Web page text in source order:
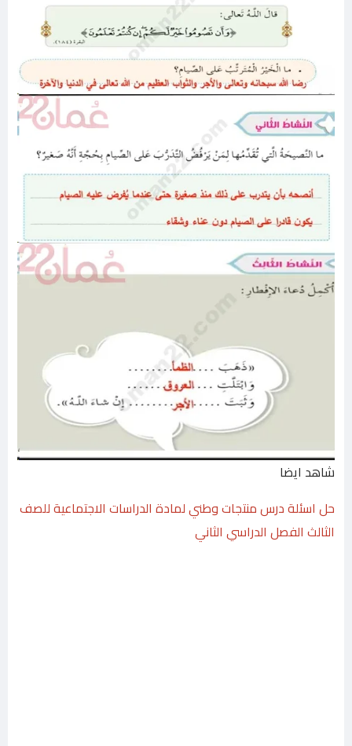
شاهد ايضا
حل اسئلة درس منتجات وطني لمادة الدراسات الاجتماعية للصف
الثالث الفصل الدراسي الثاني